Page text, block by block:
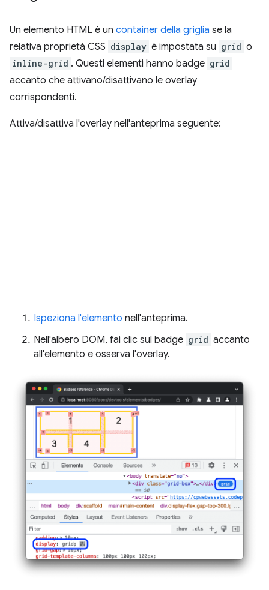
Un elemento HTML è un container della griglia se la
relativa proprietà CSS display è impostata su grid o
inline-grid . Questi elementi hanno badge grid
accanto che attivano/disattivano le overlay
corrispondenti.
Attiva/disattiva l'overlay nell'anteprima seguente:
Ispeziona l'elemento nell'anteprima.
Nell'albero DOM, fai clic sul badge grid accanto
all'elemento e osserva l'overlay.